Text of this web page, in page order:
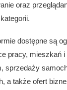
oraz
dostępne są
pracy, mieszkań i
sprzedaży
a także ofert